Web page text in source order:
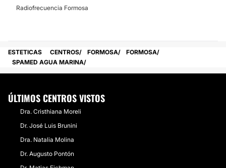
Radiofrecuencia Formosa
ESTETICAS CENTROS FORMOSA
FORMOSA
SPAMED AGUA MARINA
ÚLTIMOS CENTROS VISTOS
Dra. Cristhiana Moreli
Dr. José Luis Brunini
Dra. Natalia Molina
Dr. Augusto Pontón